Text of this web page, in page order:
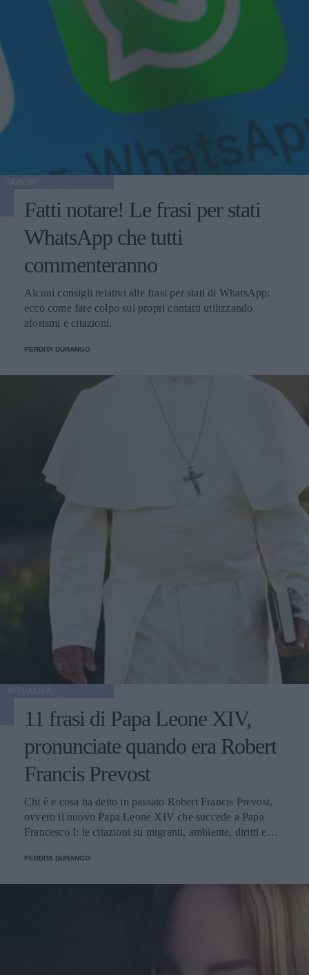
Fatti notare! Le frasi per stati
WhatsApp che tutti
commenteranno
Alcuni consigli relativi alle frasi per stati di WhatsApp:
ecco come fare colpo sui propri contatti utilizzando
aforismi e citazioni.
PERDITA DURANGO
11 frasi di Papa Leone XIV,
pronunciate quando era Robert
Francis Prevost
Chi è e cosa ha detto in passato Robert Francis Prevost,
ovvero il nuovo Papa Leone XIV che succede a Papa
Francesco I: le citazioni su migranti, ambiente, diritti e
PERDITA DURANGO